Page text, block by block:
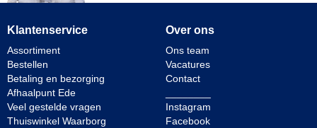
Klantenservice
Assortiment
Bestellen
Betaling en bezorging
Afhaalpunt Ede
Veel gestelde vragen
Thuiswinkel Waarborg
Over ons
Ons team
Vacatures
Contact
Instagram
Facebook